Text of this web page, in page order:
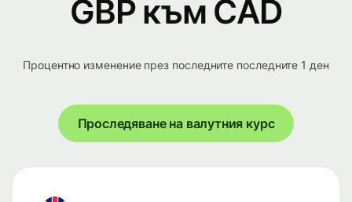
GBP към CAD
Процентно изменение през последните последните 1 ден
Проследяване на валутния курс